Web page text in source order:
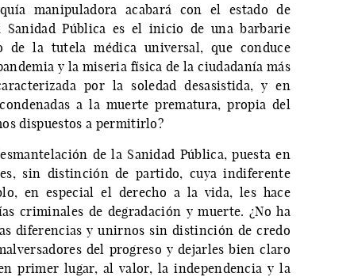
manipuladora acabará con el estado de
Pública es el inicio de una barbarie
de la tutela médica universal, que conduce
y la miseria física de la ciudadanía más
por la soledad desasistida, y en
a la muerte prematura, propia del
dispuestos a permitirlo?
de la Sanidad Pública, puesta en
sin distinción de partido, cuya indiferente
en especial el derecho a la vida, les hace
criminales de degradación y muerte. ¿No ha
diferencias y unirnos sin distinción de credo
del progreso y dejarles bien claro
primer lugar, al valor, la independencia y la